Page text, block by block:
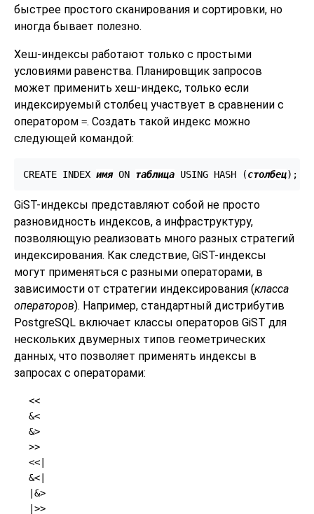
быстрее простого сканирования и сортировки, но
иногда бывает полезно.
Хеш-индексы работают только с простыми
условиями равенства. Планировщик запросов
может применить хеш-индекс, только если
индексируемый столбец участвует в сравнении с
оператором =. Создать такой индекс можно
следующей командой:
CREATE INDEX имя ON таблица USING HASH (столбец
GiST-индексы представляют собой не просто
разновидность индексов, а инфраструктуру,
позволяющую реализовать много разных стратегий
индексирования. Как следствие, GiST-индексы
могут применяться с разными операторами, в
зависимости от стратегии индексирования (класса
операторов). Например, стандартный дистрибутив
PostgreSQL включает классы операторов GiST для
нескольких двумерных типов геометрических
данных, что позволяет применять индексы в
запросах с операторами:
<<
&<
&>
>>
<<|
&<|
|&>
|>>